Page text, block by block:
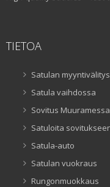
TIETOA
Satulan myyntivälitys
Satula vaihdossa
Sovitus Muuramessa
Satuloita
Satula-auto
Satulan vuokraus
Rungonmuokkaus